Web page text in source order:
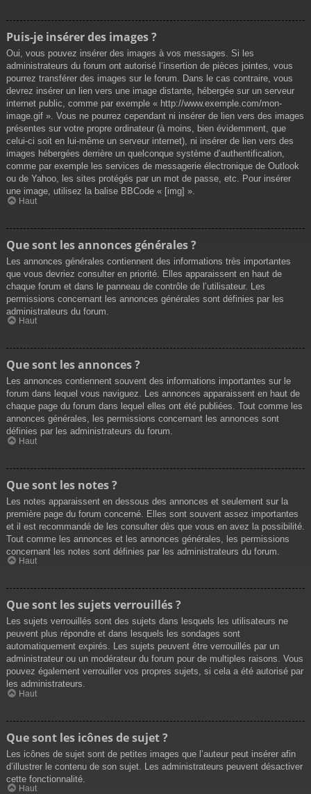
Puis-je insérer des images ?
Oui, vous pouvez insérer des images à vos messages. Si les
administrateurs du forum ont autorisé l’insertion de pièces jointes, vous
pourrez transférer des images sur le forum. Dans le cas contraire, vous
devrez insérer un lien vers une image distante, hébergée sur un serveur
internet public, comme par exemple « http://www.exemple.com/mon-
image.gif ». Vous ne pourrez cependant ni insérer de lien vers des images
présentes sur votre propre ordinateur (à moins, bien évidemment, que
celui-ci soit en lui-même un serveur internet), ni insérer de lien vers des
images hébergées derrière un quelconque système d’authentification,
comme par exemple les services de messagerie électronique de Outlook
ou de Yahoo, les sites protégés par un mot de passe, etc. Pour insérer
une image, utilisez la balise BBCode « [img] ».
Haut
Que sont les annonces générales ?
Les annonces générales contiennent des informations très importantes
que vous devriez consulter en priorité. Elles apparaissent en haut de
chaque forum et dans le panneau de contrôle de l’utilisateur. Les
permissions concernant les annonces générales sont définies par les
administrateurs du forum.
Haut
Que sont les annonces ?
Les annonces contiennent souvent des informations importantes sur le
forum dans lequel vous naviguez. Les annonces apparaissent en haut de
chaque page du forum dans lequel elles ont été publiées. Tout comme les
annonces générales, les permissions concernant les annonces sont
définies par les administrateurs du forum.
Haut
Que sont les notes ?
Les notes apparaissent en dessous des annonces et seulement sur la
première page du forum concerné. Elles sont souvent assez importantes
et il est recommandé de les consulter dès que vous en avez la possibilité.
Tout comme les annonces et les annonces générales, les permissions
concernant les notes sont définies par les administrateurs du forum.
Haut
Que sont les sujets verrouillés ?
Les sujets verrouillés sont des sujets dans lesquels les utilisateurs ne
peuvent plus répondre et dans lesquels les sondages sont
automatiquement expirés. Les sujets peuvent être verrouillés par un
administrateur ou un modérateur du forum pour de multiples raisons. Vous
pouvez également verrouiller vos propres sujets, si cela a été autorisé par
les administrateurs.
Haut
Que sont les icônes de sujet ?
Les icônes de sujet sont de petites images que l’auteur peut insérer afin
d’illustrer le contenu de son sujet. Les administrateurs peuvent désactiver
cette fonctionnalité.
Haut